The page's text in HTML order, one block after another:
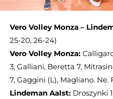
Vero Volley Monza –
25-20, 26-24)
Vero Volley Monza:
3, Galliani, Beretta 7,
7, Gaggini (L), Magliano. Ne.
Lindeman Aalst: Droszynki